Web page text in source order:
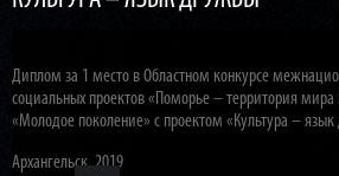
Диплом за 1 место в Областном конкурсе
социальных проектов «Поморье – территория
«Молодое поколение» с проектом «Культура –
Архангельск, 2019